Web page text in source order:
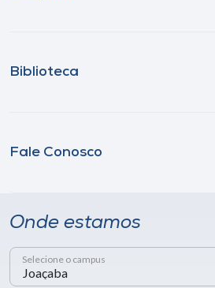
Biblioteca
Fale Conosco
Onde estamos
Selecione o campus